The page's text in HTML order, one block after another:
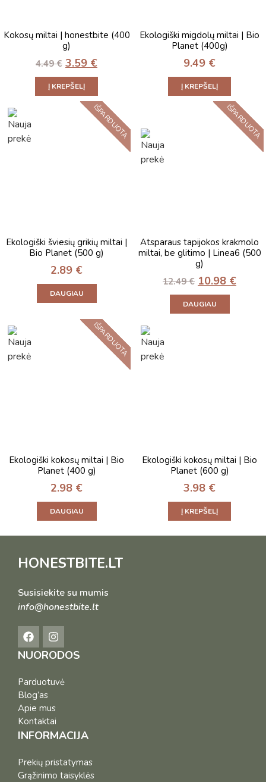
Kokosų miltai | honestbite (400
g)
4.49€ 3.59 €
Į KREPŠELĮ
Ekologiški migdolų miltai | Bio
Planet (400g)
9.49 €
Į KREPŠELĮ
IŠPARDUOTA
Ekologiški šviesių grikių miltai |
Bio Planet (500 g)
2.89 €
DAUGIAU
IŠPARDUOTA
Atsparaus tapijokos krakmolo
miltai, be glitimo | Linea6 (500
g)
12.49€ 10.98 €
DAUGIAU
IŠPARDUOTA
Ekologiški kokosų miltai | Bio
Planet (400 g)
2.98 €
DAUGIAU
Ekologiški kokosų miltai | Bio
Planet (600 g)
3.98 €
Į KREPŠELĮ
HONESTBITE.LT
Susisiekite su mumis
info@honestbite.lt
NUORODOS
Parduotuvė
Blog’as
Apie mus
Kontaktai
INFORMACIJA
Prekių pristatymas
Grąžinimo taisyklės